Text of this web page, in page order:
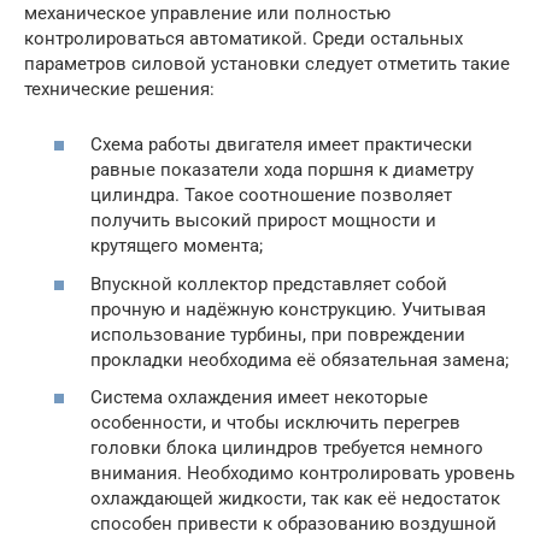
механическое управление или полностью
контролироваться автоматикой. Среди остальных
параметров силовой установки следует отметить такие
технические решения:
Схема работы двигателя имеет практически
равные показатели хода поршня к диаметру
цилиндра. Такое соотношение позволяет
получить высокий прирост мощности и
крутящего момента;
Впускной коллектор представляет собой
прочную и надёжную конструкцию. Учитывая
использование турбины, при повреждении
прокладки необходима её обязательная замена;
Система охлаждения имеет некоторые
особенности, и чтобы исключить перегрев
головки блока цилиндров требуется немного
внимания. Необходимо контролировать уровень
охлаждающей жидкости, так как её недостаток
способен привести к образованию воздушной